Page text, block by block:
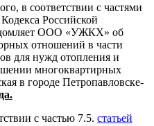
в соответствии с частями
Российской
ООО «УЖКХ» об
отношений в части
для нужд отопления и
многоквартирных
в городе Петропавловске-
с частью 7.5. статьей